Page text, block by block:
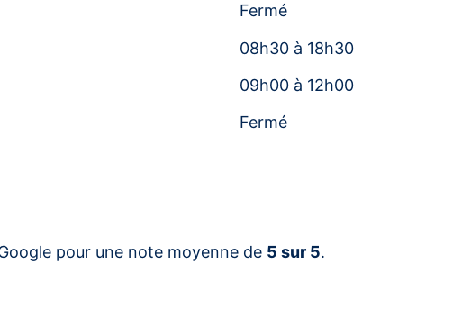
Fermé
08h30 à 18h30
09h00 à 12h00
Fermé
pour une note moyenne de 5 sur 5.